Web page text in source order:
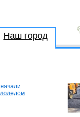
Наш город